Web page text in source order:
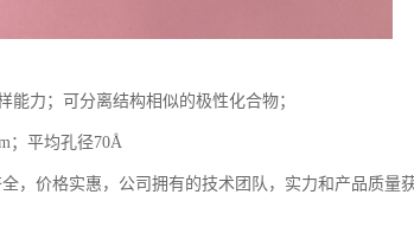
力；可分离结构相似的极性化合物；
；平均孔径70Å
，价格实惠，公司拥有的技术团队，实力和产品质量